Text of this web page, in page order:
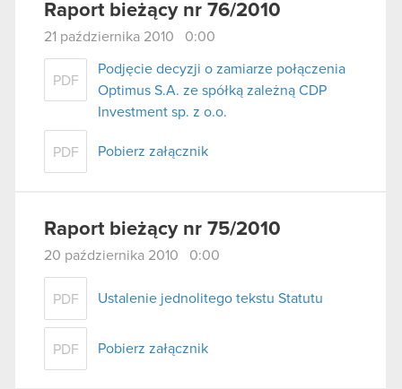
Raport bieżący nr 76/2010
21 października 2010 0:00
PDF
Podjęcie decyzji o zamiarze połączenia
Optimus S.A. ze spółką zależną CDP
Investment sp. z o.o.
PDF Pobierz załącznik
Raport bieżący nr 75/2010
20 października 2010 0:00
PDF Ustalenie jednolitego tekstu Statutu
PDF Pobierz załącznik